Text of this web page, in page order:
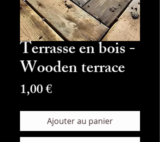
Terrasse en bois -
Wooden terrace
1,00 €Prix
Ajouter au panier